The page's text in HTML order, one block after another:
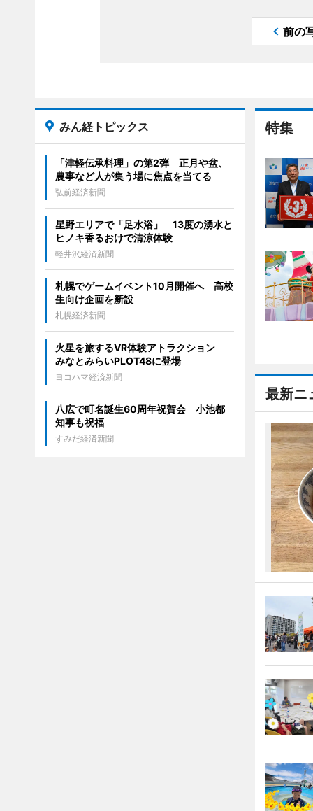
前の
特集
最新ニ
みん経トピックス
「津軽伝承料理」の第2弾 正月や盆、
農事など人が集う場に焦点を当てる
弘前経済新聞
星野エリアで「足水浴」 13度の湧水と
ヒノキ香るおけで清涼体験
軽井沢経済新聞
札幌でゲームイベント10月開催へ 高校
生向け企画を新設
札幌経済新聞
火星を旅するVR体験アトラクション
みなとみらいPLOT48に登場
ヨコハマ経済新聞
八広で町名誕生60周年祝賀会 小池都
知事も祝福
すみだ経済新聞